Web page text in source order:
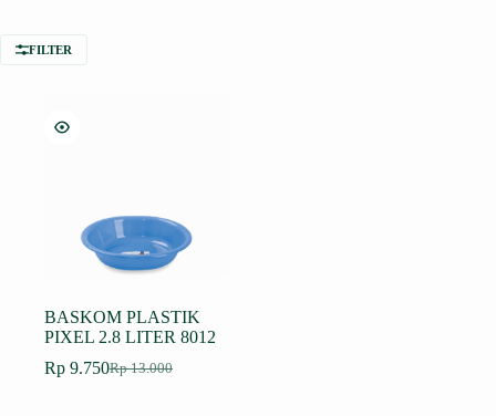
FILTER
BASKOM PLASTIK
PIXEL 2.8 LITER 8012
Rp13.000
Harga
Rp 9.750Harga